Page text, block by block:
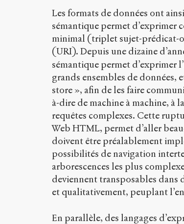
Les formats de données ont
sémantique permet
minimal (triplet sujet-prédicat-
(URI). Depuis une dizaine
sémantique permet d’exprimer
grands ensembles de données,
store », afin de les faire
à-dire de machine à machine, à
requêtes complexes. Cette
Web HTML, permet d’aller
doivent être préalablement
possibilités de navigation
arborescences les plus
deviennent transposables dans
et qualitativement, peuplant
En parallèle, des langages